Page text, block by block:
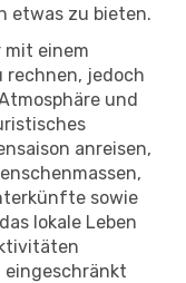
etwas zu bieten.
mit einem
rechnen, jedoch
und
anreisen,
sowie
lokale Leben